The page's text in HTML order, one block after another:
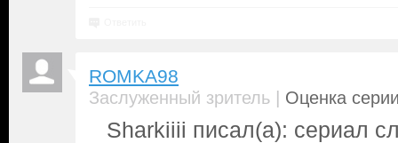
ROMKA98
Заслуженный зритель | Оценка
Sharkiiii писал(а): сериал